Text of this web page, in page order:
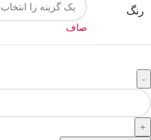
رنگ
صاف